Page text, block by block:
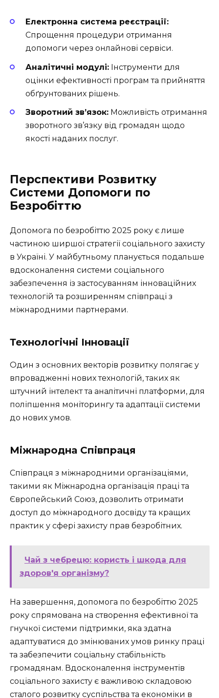
Електронна система реєстрації:
Спрощення процедури отримання
допомоги через онлайнові сервіси.
Аналітичні модулі: Інструменти для
оцінки ефективності програм та прийняття
обґрунтованих рішень.
Зворотний зв’язок: Можливість отримання
зворотного зв’язку від громадян щодо
якості наданих послуг.
Перспективи Розвитку
Системи Допомоги по
Безробіттю
Допомога по безробіттю 2025 року є лише
частиною ширшої стратегії соціального захисту
в Україні. У майбутньому планується подальше
вдосконалення системи соціального
забезпечення із застосуванням інноваційних
технологій та розширенням співпраці з
міжнародними партнерами.
Технологічні Інновації
Один з основних векторів розвитку полягає у
впровадженні нових технологій, таких як
штучний інтелект та аналітичні платформи, для
поліпшення моніторингу та адаптації системи
до нових умов.
Міжнародна Співпраця
Співпраця з міжнародними організаціями,
такими як Міжнародна організація праці та
Європейський Союз, дозволить отримати
доступ до міжнародного досвіду та кращих
практик у сфері захисту прав безробітних.
Чай з чебрецю: користь і шкода для
здоров'я організму?
На завершення, допомога по безробіттю 2025
року спрямована на створення ефективної та
гнучкої системи підтримки, яка здатна
адаптуватися до змінюваних умов ринку праці
та забезпечити соціальну стабільність
громадянам. Вдосконалення інструментів
соціального захисту є важливою складовою
сталого розвитку суспільства та економіки в